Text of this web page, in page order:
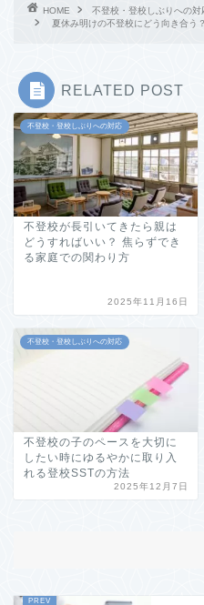
HOME
不登校・登校しぶりへの対
夏休み明けの不登校にどう向き合う
RELATED POST
不登校・登校しぶりへの対応
不登校が長引いてきたら親は
どうすればいい？ 焦らずでき
る家庭での関わり方
2025年11月16日
不登校・登校しぶりへの対応
不登校の子のペースを大切に
したい時にゆるやかに取り入
れる登校SSTの方法
2025年12月7日